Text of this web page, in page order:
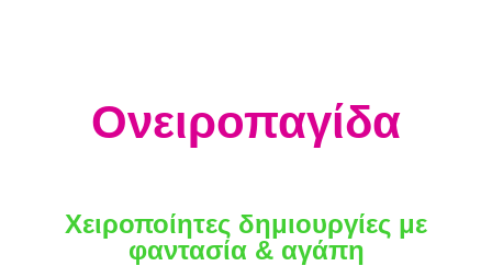
Ονειροπαγίδα
Χειροποίητες δημιουργίες με
φαντασία & αγάπη